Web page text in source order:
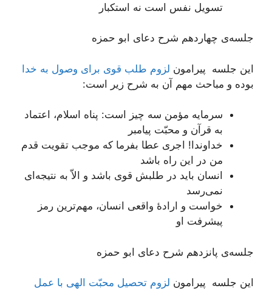
تسویل نفس است نه استکبار
جلسه‌ی چهاردهم شرح دعای ابو حمزه
این جلسه پیرامون لزوم طلب قوی برای وصول به خدا
بوده و مباحث مهم آن به شرح زیر است:
سرمایه مؤمن سه چیز است: پناه اسلام، اعتماد
به قرآن و محبّت پیامبر
خداوندا! اجری عطا بفرما که موجب تقویت قدم
من در این راه باشد
انسان باید در طلبش قوی باشد و الاّ به نتیجه‌ای
نمی‌رسد
خواست و ارادۀ واقعی انسان، مهم‌ترین رمز
پیشرفت او
جلسه‌ی پانزدهم شرح دعای ابو حمزه
این جلسه پیرامون لزوم تحصیل محبّت الهی با عمل